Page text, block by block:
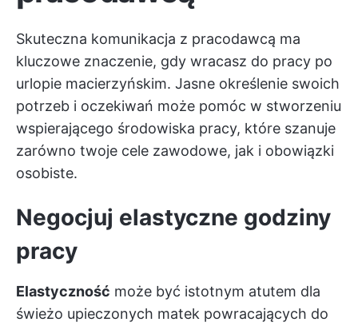
Skuteczna komunikacja z pracodawcą ma
kluczowe znaczenie, gdy wracasz do pracy po
urlopie macierzyńskim. Jasne określenie swoich
potrzeb i oczekiwań może pomóc w stworzeniu
wspierającego środowiska pracy, które szanuje
zarówno twoje cele zawodowe, jak i obowiązki
osobiste.
Negocjuj elastyczne godziny
pracy
Elastyczność może być istotnym atutem dla
świeżo upieczonych matek powracających do